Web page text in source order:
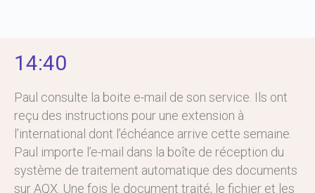
14:40
Paul consulte la boite e-mail de son service. Ils ont
reçu des instructions pour une extension à
l’international dont l’échéance arrive cette semaine.
Paul importe l’e-mail dans la boîte de réception du
système de traitement automatique des documents
sur AQX. Une fois le document traité, le fichier et les